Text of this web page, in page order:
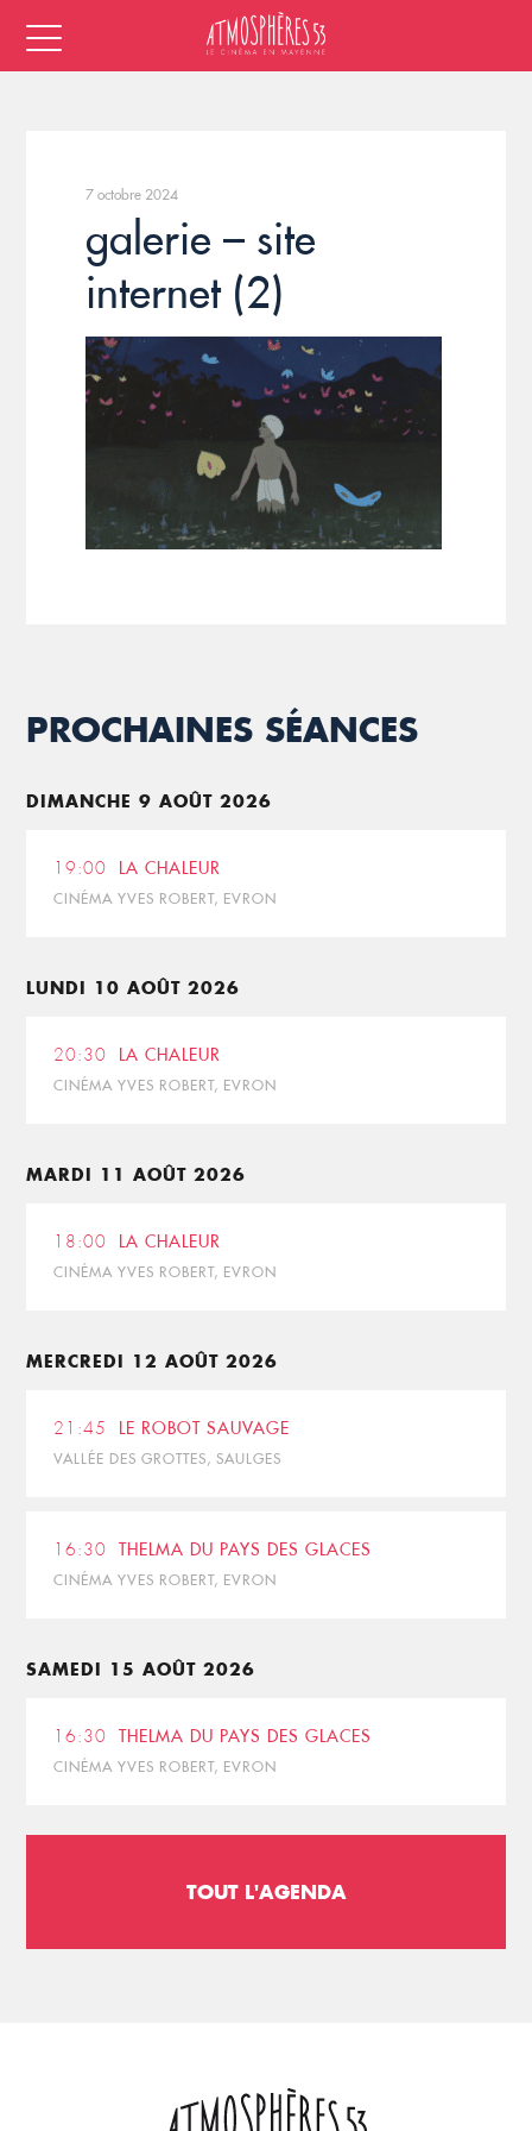
7 octobre 2024
galerie – site
internet (2)
PROCHAINES SÉANCES
DIMANCHE 9 AOÛT 2026
19:00 LA CHALEUR
CINÉMA YVES ROBERT, EVRON
LUNDI 10 AOÛT 2026
20:30 LA CHALEUR
CINÉMA YVES ROBERT, EVRON
MARDI 11 AOÛT 2026
18:00 LA CHALEUR
CINÉMA YVES ROBERT, EVRON
MERCREDI 12 AOÛT 2026
21:45 LE ROBOT SAUVAGE
VALLÉE DES GROTTES, SAULGES
16:30 THELMA DU PAYS DES GLACES
CINÉMA YVES ROBERT, EVRON
SAMEDI 15 AOÛT 2026
16:30 THELMA DU PAYS DES GLACES
CINÉMA YVES ROBERT, EVRON
TOUT L'AGENDA